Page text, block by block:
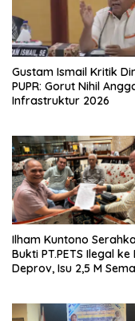
Gustam Ismail Kritik
PUPR: Gorut Nihil
Infrastruktur 2026
Ilham Kuntono
Bukti PT.PETS Ilegal ke
Deprov, Isu 2,5 M